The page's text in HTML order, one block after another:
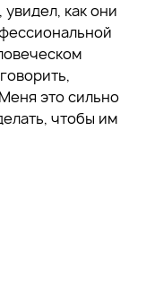
как они
это сильно
чтобы им